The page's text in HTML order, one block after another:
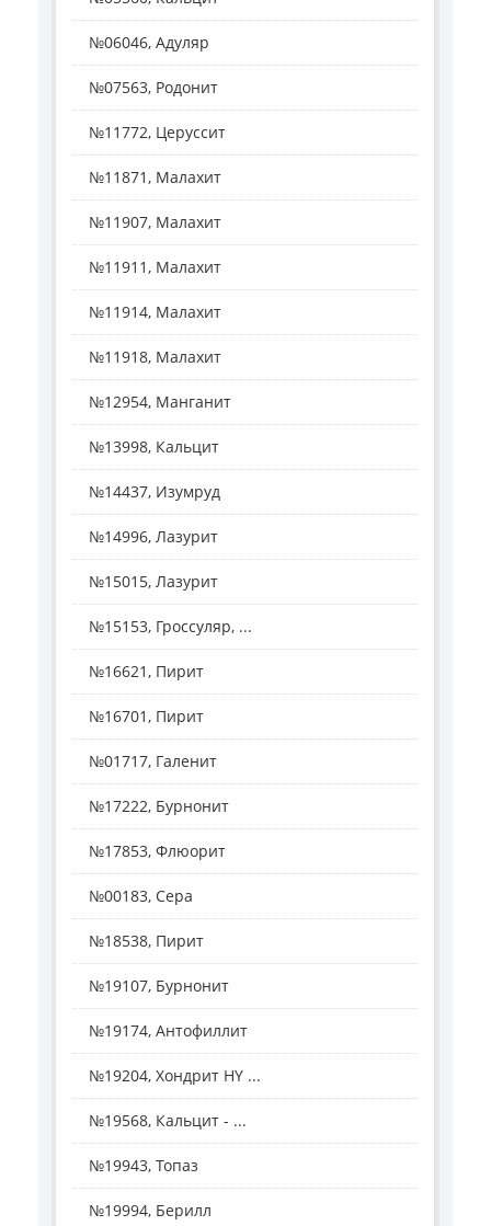
№06046, Адуляр
№07563, Родонит
№11772, Церуссит
№11871, Малахит
№11907, Малахит
№11911, Малахит
№11914, Малахит
№11918, Малахит
№12954, Манганит
№13998, Кальцит
№14437, Изумруд
№14996, Лазурит
№15015, Лазурит
№15153, Гроссуляр, ...
№16621, Пирит
№16701, Пирит
№01717, Галенит
№17222, Бурнонит
№17853, Флюорит
№00183, Сера
№18538, Пирит
№19107, Бурнонит
№19174, Антофиллит
№19204, Хондрит HY ...
№19568, Кальцит - ...
№19943, Топаз
№19994, Берилл